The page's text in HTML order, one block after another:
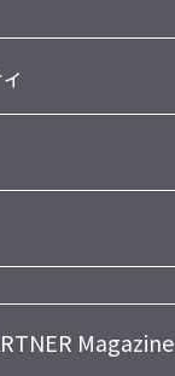
Magazine